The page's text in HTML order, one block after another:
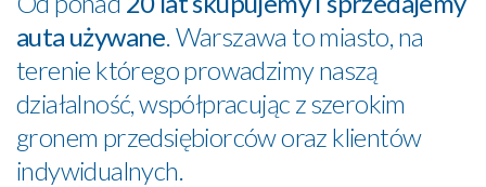
auta używane. Warszawa to miasto, na
terenie którego prowadzimy naszą
działalność, współpracując z szerokim
gronem przedsiębiorców oraz klientów
indywidualnych.